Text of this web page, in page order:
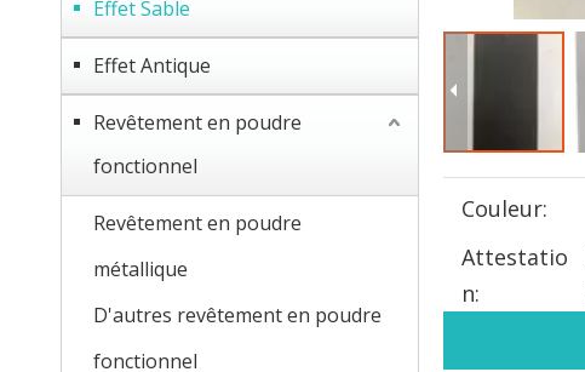
Effet Sable
Effet Antique
Revêtement en poudre
fonctionnel
Revêtement en poudre
métallique
D'autres revêtement en poudre
fonctionnel
Couleur:
Attestatio
n: